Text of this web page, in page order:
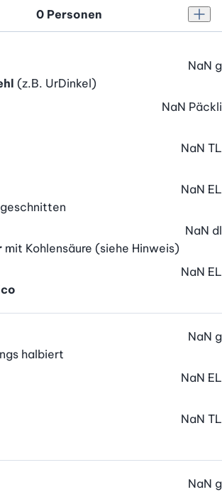
verringern
(z.B. UrDinkel)
NaN g
NaN Päckli
NaN TL
NaN EL
mit Kohlensäure (siehe Hinweis)
NaN dl
NaN EL
halbiert
NaN g
NaN EL
NaN TL
NaN g